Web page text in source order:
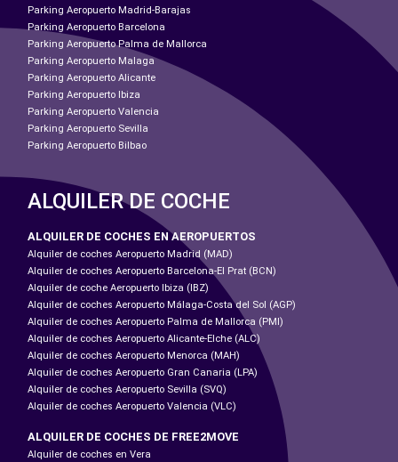
Parking Aeropuerto Madrid-Barajas
Parking Aeropuerto Barcelona
Parking Aeropuerto Palma de Mallorca
Parking Aeropuerto Malaga
Parking Aeropuerto Alicante
Parking Aeropuerto Ibiza
Parking Aeropuerto Valencia
Parking Aeropuerto Sevilla
Parking Aeropuerto Bilbao
ALQUILER DE COCHE
ALQUILER DE COCHES EN AEROPUERTOS
Alquiler de coches Aeropuerto Madrid (MAD)
Alquiler de coches Aeropuerto Barcelona-El Prat (BCN)
Alquiler de coche Aeropuerto Ibiza (IBZ)
Alquiler de coches Aeropuerto Málaga-Costa del Sol (AGP)
Alquiler de coches Aeropuerto Palma de Mallorca (PMI)
Alquiler de coches Aeropuerto Alicante-Elche (ALC)
Alquiler de coches Aeropuerto Menorca (MAH)
Alquiler de coches Aeropuerto Gran Canaria (LPA)
Alquiler de coches Aeropuerto Sevilla (SVQ)
Alquiler de coches Aeropuerto Valencia (VLC)
ALQUILER DE COCHES DE FREE2MOVE
Alquiler de coches en Vera